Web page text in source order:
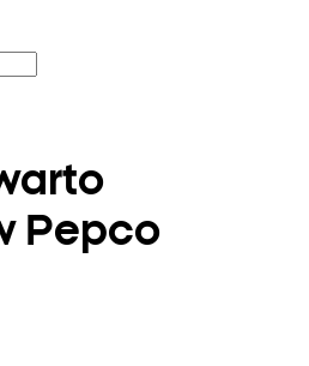
Pepco